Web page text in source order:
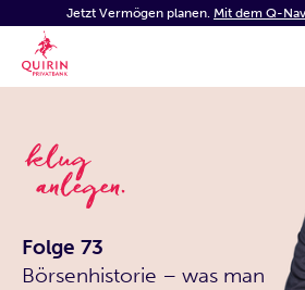
Jetzt Vermögen planen. Mit dem Q-
Folge 73
Börsenhistorie – was man